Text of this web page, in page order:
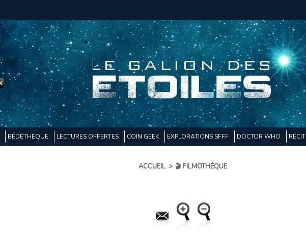
BÉDÉTHÈQUE LECTURES OFFERTES COIN GEEK EXPLORATIONS SFFF DOCTOR WHO
ACCUEIL > 🎬 FILMOTHÈQUE